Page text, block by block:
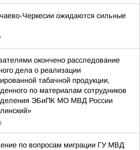
Черкесии ожидаются сильные
окончено расследование
дела о реализации
табачной продукции,
по материалам сотрудников
ЭБиПК МО МВД России
по вопросам миграции ГУ МВД